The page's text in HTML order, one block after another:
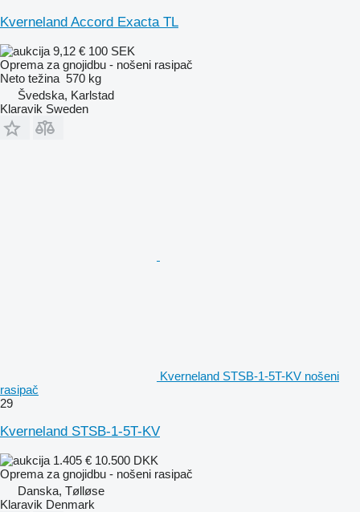
Kverneland Accord Exacta TL
9,12 € 100 SEK
Oprema za gnojidbu - nošeni rasipač
Neto težina 570 kg
Švedska, Karlstad
Klaravik Sweden
Kverneland STSB-1-5T-KV nošeni
rasipač
29
Kverneland STSB-1-5T-KV
1.405 € 10.500 DKK
Oprema za gnojidbu - nošeni rasipač
Danska, Tølløse
Klaravik Denmark